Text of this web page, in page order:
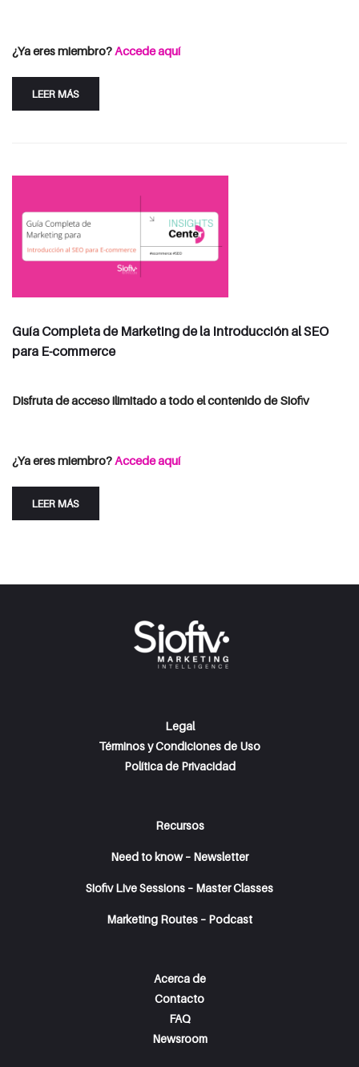
¿Ya eres miembro?Accede aquí
LEER MÁS
Guía Completa de Marketing de la Introducción al SEO
para E-commerce
Disfruta de acceso ilimitado a todo el contenido de Siofiv
¿Ya eres miembro?Accede aquí
LEER MÁS
Legal
Términos y Condiciones de Uso
Política de Privacidad
Recursos
Need to know – Newsletter
Siofiv Live Sessions – Master Classes
Marketing Routes – Podcast
Acerca de
Contacto
FAQ
Newsroom